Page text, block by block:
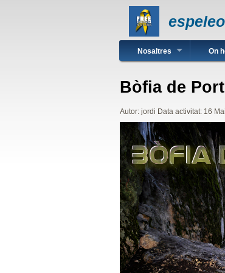
Navegació
Nosaltres On
Bòfia de
Autor: jordi Data activitat: 16